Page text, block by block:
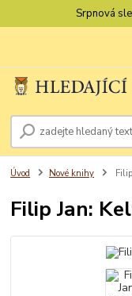
Srpnová
Úvod Nové knihy
Filip Jan: